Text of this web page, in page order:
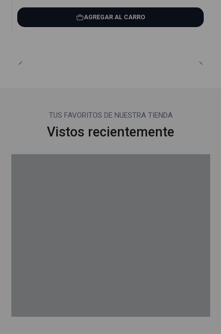
AGREGAR AL CARRO
TUS FAVORITOS DE NUESTRA TIENDA
Vistos recientemente